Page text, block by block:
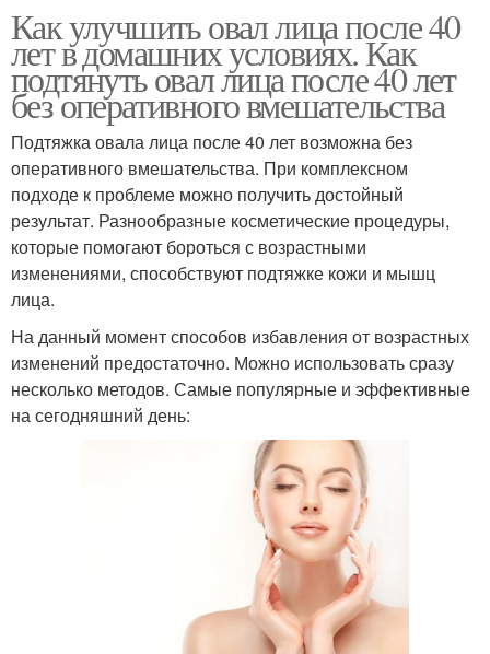
Как улучшить овал лица после 40
лет в домашних условиях. Как
подтянуть овал лица после 40 лет
без оперативного вмешательства
Подтяжка овала лица после 40 лет возможна без
оперативного вмешательства. При комплексном
подходе к проблеме можно получить достойный
результат. Разнообразные косметические процедуры,
которые помогают бороться с возрастными
изменениями, способствуют подтяжке кожи и мышц
лица.
На данный момент способов избавления от возрастных
изменений предостаточно. Можно использовать сразу
несколько методов. Самые популярные и эффективные
на сегодняшний день: